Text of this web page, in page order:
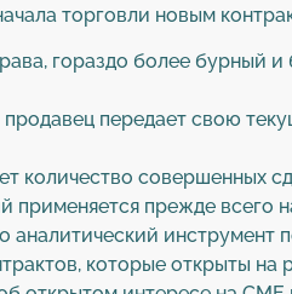
торговли новым
гораздо более бурный
продавец передает свою
количество совершенных
применяется прежде всего
аналитический
которые открыты